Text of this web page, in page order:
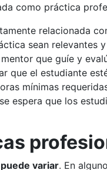
como práctica
relacionada
sean relevantes
que guíe y
que el estudiante
mínimas
espera que los
variar. En